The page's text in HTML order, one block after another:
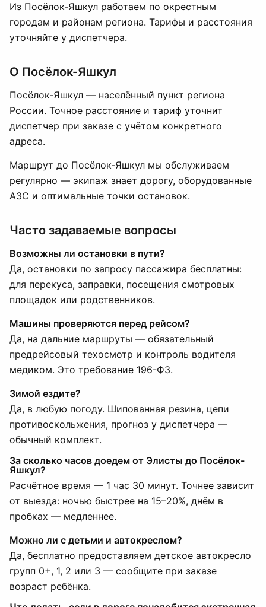
Из Посёлок-Яшкул работаем по окрестным
городам и районам региона. Тарифы и расстояния
уточняйте у диспетчера.
О Посёлок-Яшкул
Посёлок-Яшкул — населённый пункт региона
России. Точное расстояние и тариф уточнит
диспетчер при заказе с учётом конкретного
адреса.
Маршрут до Посёлок-Яшкул мы обслуживаем
регулярно — экипаж знает дорогу, оборудованные
АЗС и оптимальные точки остановок.
Часто задаваемые вопросы
Возможны ли остановки в пути?
Да, остановки по запросу пассажира бесплатны:
для перекуса, заправки, посещения смотровых
площадок или родственников.
Машины проверяются перед рейсом?
Да, на дальние маршруты — обязательный
предрейсовый техосмотр и контроль водителя
медиком. Это требование 196-ФЗ.
Зимой ездите?
Да, в любую погоду. Шипованная резина, цепи
противоскольжения, прогноз у диспетчера —
обычный комплект.
За сколько часов доедем от Элисты до Посёлок-
Яшкул?
Расчётное время — 1 час 30 минут. Точнее зависит
от выезда: ночью быстрее на 15–20%, днём в
пробках — медленнее.
Можно ли с детьми и автокреслом?
Да, бесплатно предоставляем детское автокресло
групп 0+, 1, 2 или 3 — сообщите при заказе
возраст ребёнка.